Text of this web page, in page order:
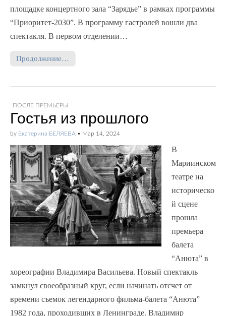
площадке концертного зала “Зарядье” в рамках программы
“Приоритет-2030”. В программу гастролей вошли два
спектакля. В первом отделении…
Продолжение…
ПОСЛЕ ПРЕМЬЕРЫ
Гостья из прошлого
by Екатерина БЕЛЯЕВА • Мар 14, 2024
В
Мариинском
театре на
историческо
й сцене
прошла
премьера
балета
“Анюта” в
хореографии Владимира Васильева. Новый спектакль
замкнул своеобразный круг, если начинать отсчет от
времени съемок легендарного фильма-балета “Анюта”
1982 года, проходивших в Ленинграде. Владимир